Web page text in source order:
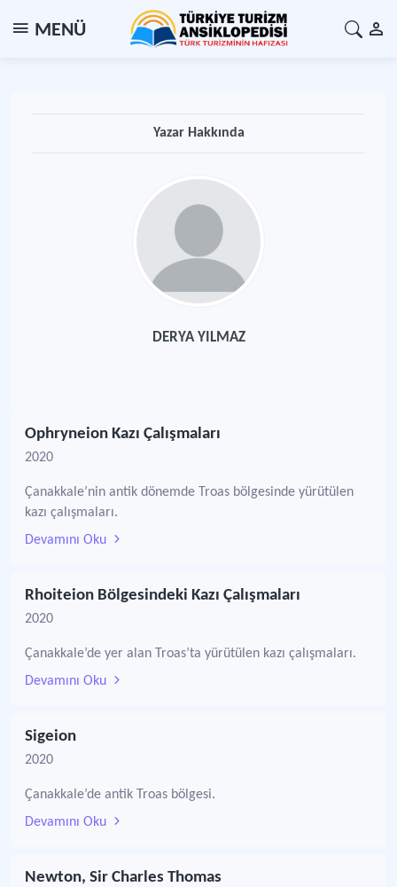
MENÜ
Yazar Hakkında
DERYA YILMAZ
Ophryneion Kazı Çalışmaları
2020
Çanakkale’nin antik dönemde Troas bölgesinde yürütülen
kazı çalışmaları.
Devamını Oku
Rhoiteion Bölgesindeki Kazı Çalışmaları
2020
Çanakkale’de yer alan Troas’ta yürütülen kazı çalışmaları.
Devamını Oku
Sigeion
2020
Çanakkale’de antik Troas bölgesi.
Devamını Oku
Newton, Sir Charles Thomas